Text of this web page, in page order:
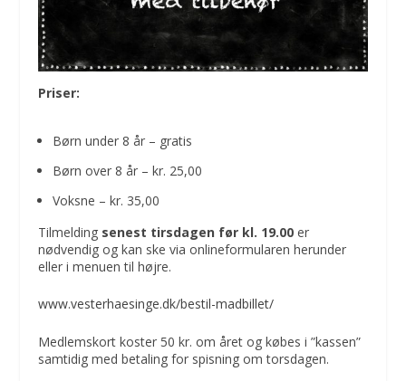
Priser:
Børn under 8 år – gratis
Børn over 8 år – kr. 25,00
Voksne – kr. 35,00
Tilmelding senest tirsdagen før kl. 19.00 er
nødvendig og kan ske via onlineformularen herunder
eller i menuen til højre.
www.vesterhaesinge.dk/bestil-madbillet/
Medlemskort koster 50 kr. om året og købes i ”kassen”
samtidig med betaling for spisning om torsdagen.